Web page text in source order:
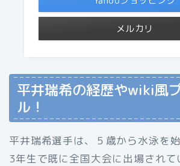
メルカリ
平井瑞希の経歴やwiki風
ル！
平井瑞希選手は、５歳から水泳を
3年生で既に全国大会に出場されて